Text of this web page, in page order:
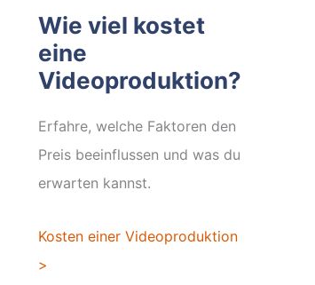
Wie viel kostet
eine
Videoproduktion?
Erfahre, welche Faktoren den
Preis beeinflussen und was du
erwarten kannst.
Kosten einer Videoproduktion
>